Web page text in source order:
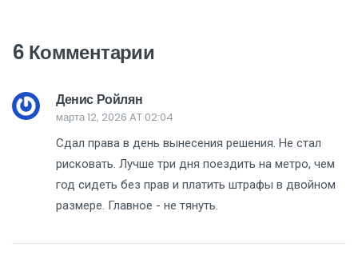
6 Комментарии
Денис Ройлян
марта 12, 2026 AT 02:04
Сдал права в день вынесения решения. Не стал
рисковать. Лучше три дня поездить на метро, чем
год сидеть без прав и платить штрафы в двойном
размере. Главное - не тянуть.